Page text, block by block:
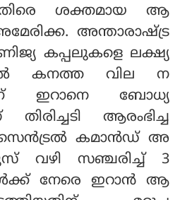
ശക്തമായ ആ
അന്താരാഷ്ട്ര
കപ്പലുകളെ ലക്ഷ്യ
കനത്ത വില ന
ഇറാനെ ബോധ്യ
ആരംഭിച്ച
കമാന്‍ഡ് അ
വഴി സഞ്ചരിച്ച് 3
നേരെ ഇറാന്‍ ആ